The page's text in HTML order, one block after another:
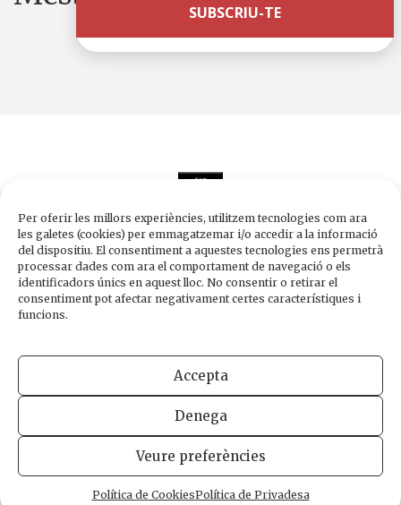
Per oferir les millors experiències, utilitzem tecnologies com ara
les galetes (cookies) per emmagatzemar i/o accedir a la informació
del dispositiu. El consentiment a aquestes tecnologies ens permetrà
processar dades com ara el comportament de navegació o els
identificadors únics en aquest lloc. No consentir o retirar el
consentiment pot afectar negativament certes característiques i
funcions.
Accepta
Denega
Veure preferències
Política de CookiesPolítica de Privadesa
Edicions de 1984
Carrer Trafalgar, 10, 2n-2a A
Fax 934 854 375
1984@edicions1984.cat
INFORMACIÓ LEGAL POLÍTICA DE PRIVADESA POLÍTICA DE COOKIES
DISSENY WEB